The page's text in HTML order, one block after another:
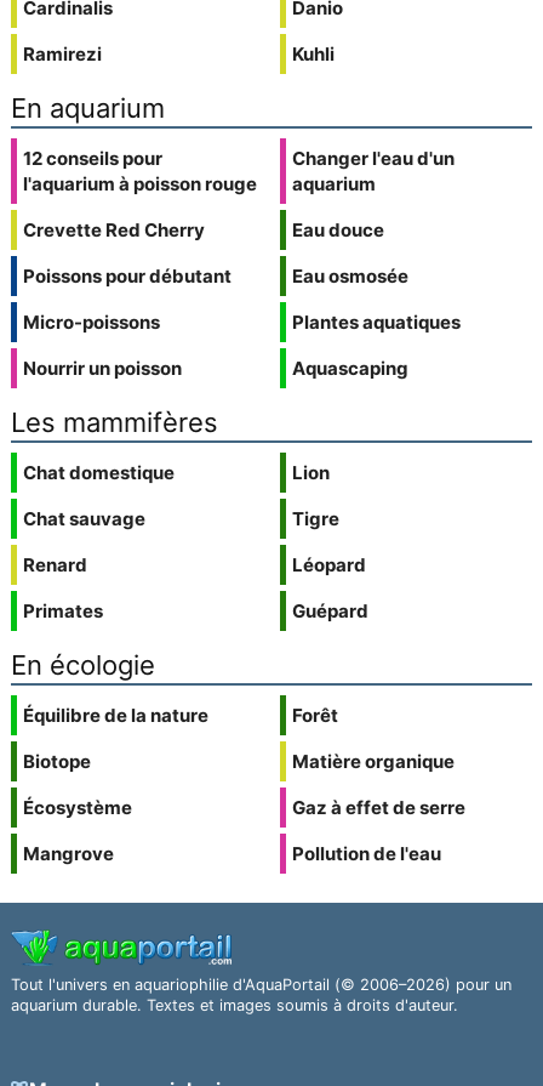
Cardinalis
Ramirezi
Danio
Kuhli
En aquarium
12 conseils pour
l'aquarium à poisson rouge
Crevette Red Cherry
Poissons pour débutant
Micro-poissons
Nourrir un poisson
Changer l'eau d'un
aquarium
Eau douce
Eau osmosée
Plantes aquatiques
Aquascaping
Les mammifères
Chat domestique
Chat sauvage
Renard
Primates
Lion
Tigre
Léopard
Guépard
En écologie
Équilibre de la nature
Biotope
Écosystème
Mangrove
Forêt
Matière organique
Gaz à effet de serre
Pollution de l'eau
Tout l'univers en aquariophilie d'AquaPortail (© 2006–2026) pour un
aquarium durable. Textes et images soumis à droits d'auteur.